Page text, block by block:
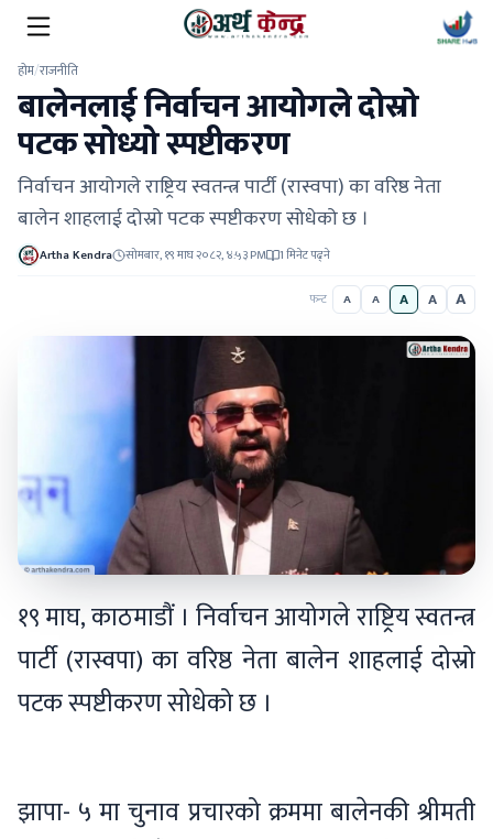
होम/राजनीति
बालेनलाई निर्वाचन आयोगले दोस्रो
पटक सोध्यो स्पष्टीकरण
निर्वाचन आयोगले राष्ट्रिय स्वतन्त्र पार्टी (रास्वपा) का वरिष्ठ नेता
बालेन शाहलाई दोस्रो पटक स्पष्टीकरण सोधेको छ ।
Artha Kendra सोमबार, १९ माघ २०८२, ४:५३ PM 1 मिनेट पढ्ने
फन्ट A A A A A
१९ माघ, काठमाडौं । निर्वाचन आयोगले राष्ट्रिय स्वतन्त्र
पार्टी (रास्वपा) का वरिष्ठ नेता बालेन शाहलाई दोस्रो
पटक स्पष्टीकरण सोधेको छ ।
झापा- ५ मा चुनाव प्रचारको क्रममा बालेनकी श्रीमती